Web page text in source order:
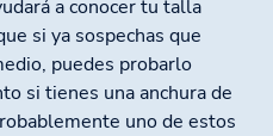
a conocer tu talla
si ya sospechas que
puedes probarlo
si tienes una anchura de
uno de estos